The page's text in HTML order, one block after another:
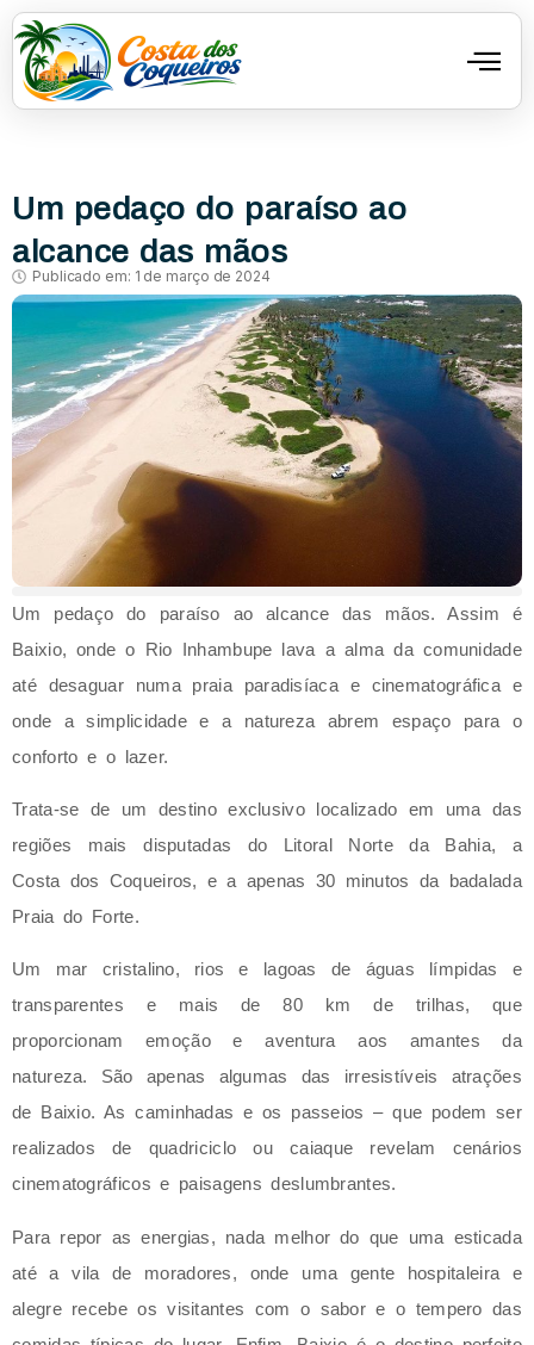
Um pedaço do paraíso ao
alcance das mãos
Publicado em: 1 de março de 2024
Um pedaço do paraíso ao alcance das mãos. Assim é
Baixio, onde o Rio Inhambupe lava a alma da comunidade
até desaguar numa praia paradisíaca e cinematográfica e
onde a simplicidade e a natureza abrem espaço para o
conforto e o lazer.
Trata-se de um destino exclusivo localizado em uma das
regiões mais disputadas do Litoral Norte da Bahia, a
Costa dos Coqueiros, e a apenas 30 minutos da badalada
Praia do Forte.
Um mar cristalino, rios e lagoas de águas límpidas e
transparentes e mais de 80 km de trilhas, que
proporcionam emoção e aventura aos amantes da
natureza. São apenas algumas das irresistíveis atrações
de Baixio. As caminhadas e os passeios – que podem ser
realizados de quadriciclo ou caiaque revelam cenários
cinematográficos e paisagens deslumbrantes.
Para repor as energias, nada melhor do que uma esticada
até a vila de moradores, onde uma gente hospitaleira e
alegre recebe os visitantes com o sabor e o tempero das